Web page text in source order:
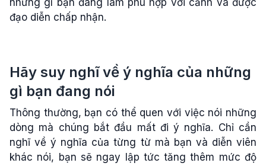
những gì bạn đang làm phù hợp với cảnh và được
đạo diễn chấp nhận.
Hãy suy nghĩ về ý nghĩa của những
gì bạn đang nói
Thông thường, bạn có thể quen với việc nói những
dòng mà chúng bắt đầu mất đi ý nghĩa. Chỉ cần
nghĩ về ý nghĩa của từng từ mà bạn và diễn viên
khác nói, bạn sẽ ngay lập tức tăng thêm mức độ